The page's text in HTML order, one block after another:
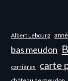
Albert Lebourg
bas meudon
carrières carte